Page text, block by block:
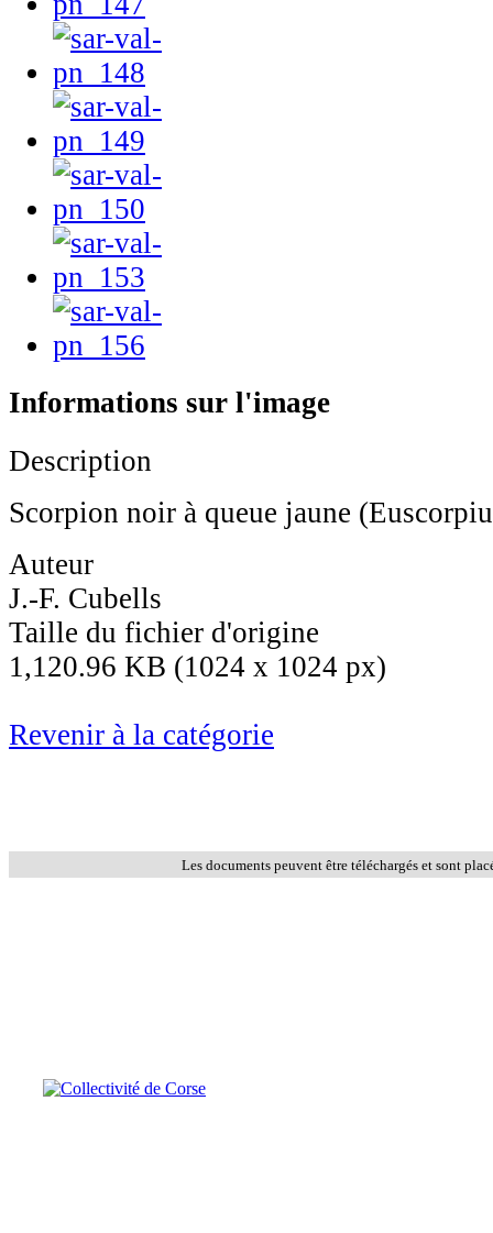
Informations sur l'image
Description
Scorpion noir à queue jaune
Auteur
J.-F. Cubells
Taille du fichier d'origine
1,120.96 KB (1024 x 1024 px)
Revenir à la catégorie
Les documents peuvent être téléchargés et sont